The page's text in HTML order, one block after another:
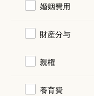
婚姻費用
財産分与
親権
養育費